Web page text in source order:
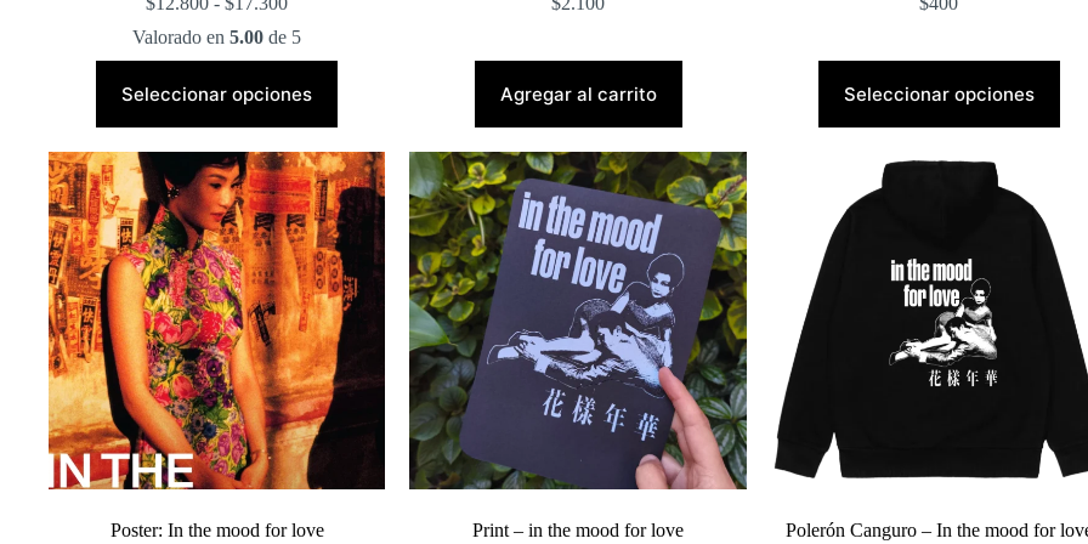
precios:
desde
$12.800
$17.300
Valorado en5.00 de 5
Seleccionar opciones
producto
variantes.
Las
opciones
se
pueden
elegir
en
la
página
de
producto
Agregar al carrito Seleccionar opciones
producto
variantes.
elegir
en
la
página
de
producto
Poster: In the mood for love Print – in the mood for love Polerón Canguro – In the mood for